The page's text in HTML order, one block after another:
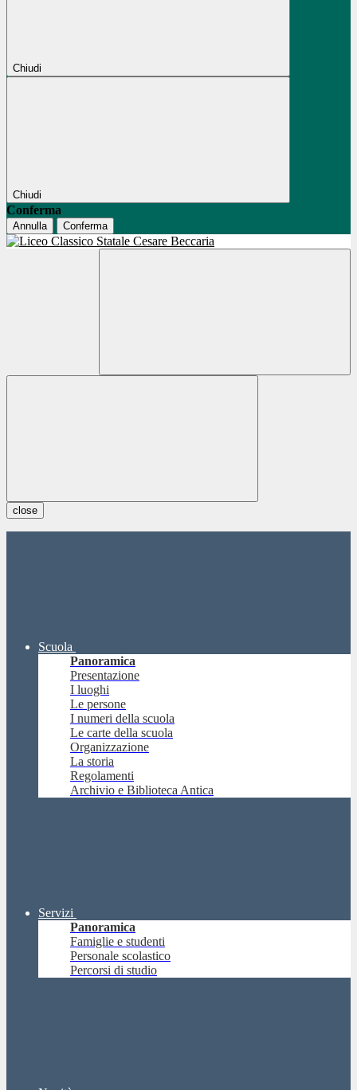
Chiudi
Chiudi
Conferma
Annulla Conferma
close
Scuola
Panoramica
Presentazione
I luoghi
Le persone
I numeri della scuola
Le carte della scuola
Organizzazione
La storia
Regolamenti
Archivio e Biblioteca Antica
Servizi
Panoramica
Famiglie e studenti
Personale scolastico
Percorsi di studio